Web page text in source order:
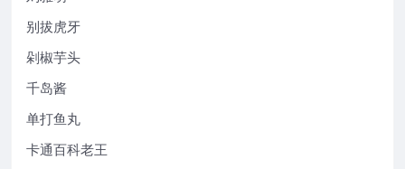
别拔虎牙
剁椒芋头
千岛酱
单打鱼丸
卡通百科老王